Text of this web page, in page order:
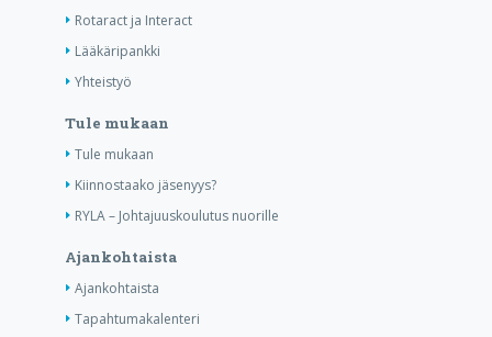
Rotaract ja Interact
Lääkäripankki
Yhteistyö
Tule mukaan
Tule mukaan
Kiinnostaako jäsenyys?
RYLA – Johtajuuskoulutus nuorille
Ajankohtaista
Ajankohtaista
Tapahtumakalenteri